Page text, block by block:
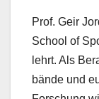
Prof. Geir
School of
lehrt. Als
bände und